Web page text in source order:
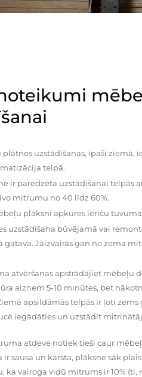
plātnes uzstādīšanas, īpaši ziemā,
telpā.
ir paredzēta uzstādīšanai telpās
mitrumu no 40 līdz 60%.
plāksni apkures ierīču
uzstādīšana būvējamā vai
Jāizvairās gan no zema
atvēršanas apstrādājiet mēbeļu
aizņem 5-10 minūtes, bet
apsildāmās telpās ir ļoti zems
iegādāties un uzstādīt
atdeve notiek tieši caur
ir sausa un karsta, plāksne sāk
ka vairoga vidū mitrums ir 10% (ti,